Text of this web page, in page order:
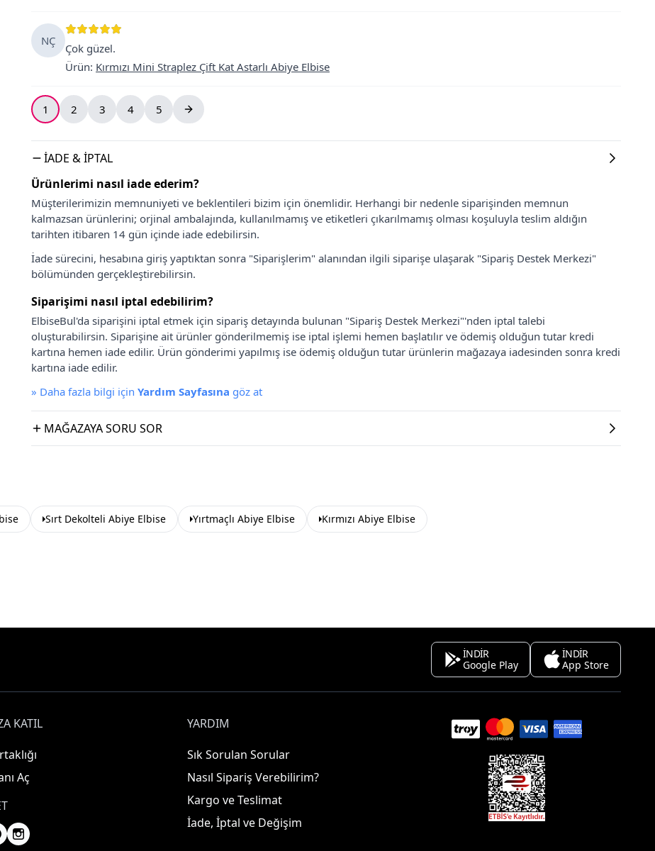
NÇ
Çok güzel.
Ürün: Kırmızı Mini Straplez Çift Kat Astarlı Abiye Elbise
1 2 3 4 5
İADE & İPTAL
Ürünlerimi nasıl iade ederim?
Müşterilerimizin memnuniyeti ve beklentileri bizim için önemlidir. Herhangi bir nedenle siparişinden memnun
kalmazsan ürünlerini; orjinal ambalajında, kullanılmamış ve etiketleri çıkarılmamış olması koşuluyla teslim aldığın
tarihten itibaren 14 gün içinde iade edebilirsin.
İade sürecini, hesabına giriş yaptıktan sonra "Siparişlerim" alanından ilgili siparişe ulaşarak "Sipariş Destek Merkezi"
bölümünden gerçekleştirebilirsin.
Siparişimi nasıl iptal edebilirim?
ElbiseBul'da siparişini iptal etmek için sipariş detayında bulunan "Sipariş Destek Merkezi"'nden iptal talebi
oluşturabilirsin. Siparişine ait ürünler gönderilmemiş ise iptal işlemi hemen başlatılır ve ödemiş olduğun tutar kredi
kartına hemen iade edilir. Ürün gönderimi yapılmış ise ödemiş olduğun tutar ürünlerin mağazaya iadesinden sonra kredi
kartına iade edilir.
» Daha fazla bilgi için Yardım Sayfasına göz at
MAĞAZAYA SORU SOR
Sırt Dekolteli Abiye Elbise Yırtmaçlı Abiye Elbise Kırmızı Abiye Elbise
İNDİR
Google Play
İNDİR
App Store
KATIL
Aç
YARDIM
Sık Sorulan Sorular
Nasıl Sipariş Verebilirim?
Kargo ve Teslimat
İade, İptal ve Değişim